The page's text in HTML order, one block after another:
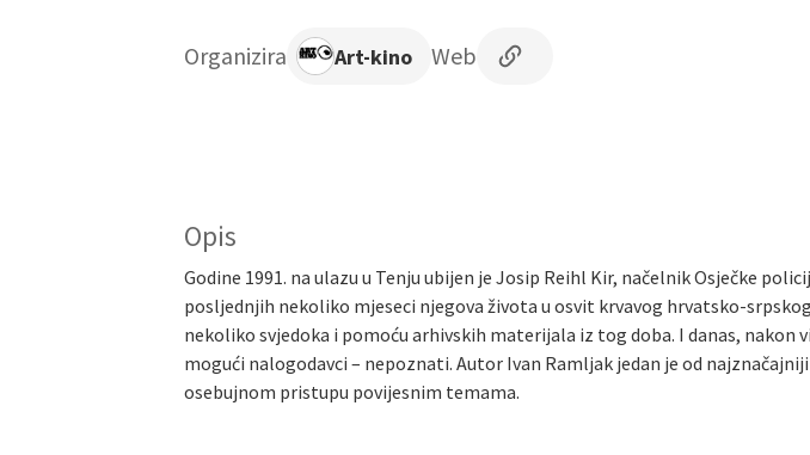
Organizira Art-kino Web
Opis
Godine 1991. na ulazu u Tenju ubijen je Josip Reihl Kir, načelnik Osječke
posljednjih nekoliko mjeseci njegova života u osvit krvavog hrvatsko-
nekoliko svjedoka i pomoću arhivskih materijala iz tog doba. I danas,
mogući nalogodavci – nepoznati. Autor Ivan Ramljak jedan je od
osebujnom pristupu povijesnim temama.